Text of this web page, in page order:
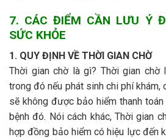
7. CÁC ĐIỂM CẦN LƯU Ý
SỨC KHỎE
1. QUY ĐỊNH VỀ THỜI GIAN CHỜ
Thời gian chờ là gì? Thời gian chờ
trong đó nếu phát sinh chi phí khám,
sẽ không được bảo hiểm thanh
bệnh đó. Nói cách khác, Thời gian
hợp đồng bảo hiểm có hiệu lực đến